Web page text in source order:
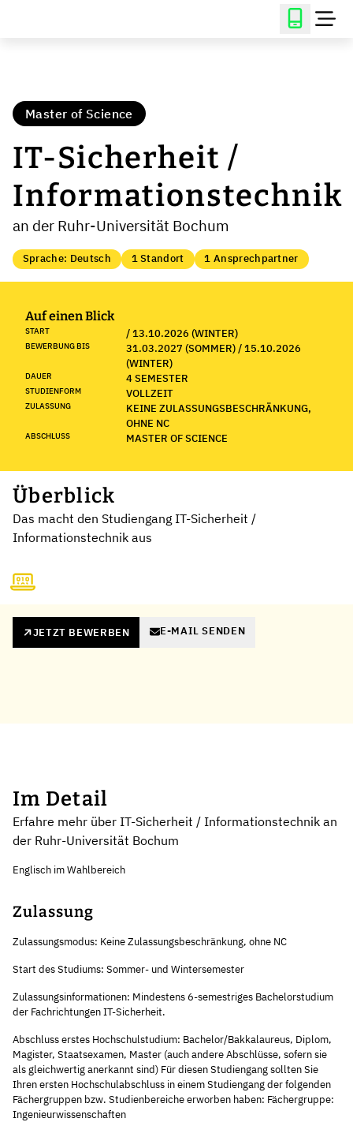
Master of Science
IT-Sicherheit /
Informationstechnik
an der Ruhr-Universität Bochum
Sprache: Deutsch 1 Standort 1 Ansprechpartner
Auf einen Blick
START / 13.10.2026 (WINTER)
BEWERBUNG BIS
31.03.2027 (SOMMER) / 15.10.2026
(WINTER)
DAUER 4 SEMESTER
STUDIENFORM VOLLZEIT
ZULASSUNG
KEINE ZULASSUNGSBESCHRÄNKUNG,
OHNE NC
ABSCHLUSS MASTER OF SCIENCE
Überblick
Das macht den Studiengang IT-Sicherheit /
Informationstechnik aus
JETZT BEWERBEN E-MAIL SENDEN
Im Detail
Erfahre mehr über IT-Sicherheit / Informationstechnik an
der Ruhr-Universität Bochum
Englisch im Wahlbereich
Zulassung
Zulassungsmodus: Keine Zulassungsbeschränkung, ohne NC
Start des Studiums: Sommer- und Wintersemester
Zulassungsinformationen: Mindestens 6-semestriges Bachelorstudium
der Fachrichtungen IT-Sicherheit.
Abschluss erstes Hochschulstudium: Bachelor/Bakkalaureus, Diplom,
Magister, Staatsexamen, Master (auch andere Abschlüsse, sofern sie
als gleichwertig anerkannt sind) Für diesen Studiengang sollten Sie
Ihren ersten Hochschulabschluss in einem Studiengang der folgenden
Fächergruppen bzw. Studienbereiche erworben haben: Fächergruppe:
Ingenieurwissenschaften